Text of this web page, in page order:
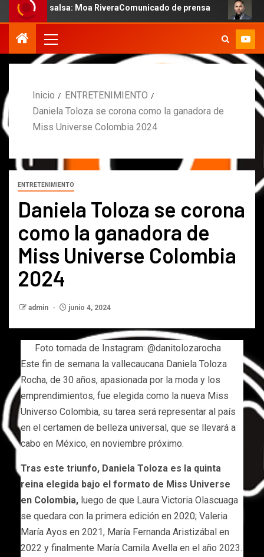
Moa RiveraComunicado de prensa MARCOS
Inicio
ENTRETENIMIENTO
Daniela Toloza se corona como la ganadora de
Miss Universe Colombia 2024
ENTRETENIMIENTO
Daniela Toloza se corona
como la ganadora de
Miss Universe Colombia
2024
admin junio 4, 2024
Foto tomada de Instagram: @danitolozarocha
Este fin de semana la vallecaucana Daniela Toloza
Rocha, de 30 años, apasionada por la moda y los
emprendimientos, fue elegida como la nueva Miss
Universo Colombia, su tarea será representar al país
en el certamen de belleza universal, que se llevará a
cabo en México, en noviembre próximo.
Tras este triunfo, Daniela Toloza es la quinta
reina elegida bajo el formato de Miss Universe
en Colombia, luego de que Laura Victoria Olascuaga
se quedara con la primera edición en 2020; Valeria
María Ayos en 2021, María Fernanda Aristizábal en
2022 y finalmente María Camila Avella en el año 2023.